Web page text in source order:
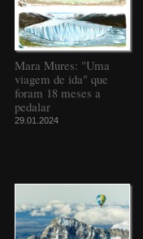
Mara Mures: "Uma
viagem de ida" que
foram 18 meses a
pedalar
29.01.2024